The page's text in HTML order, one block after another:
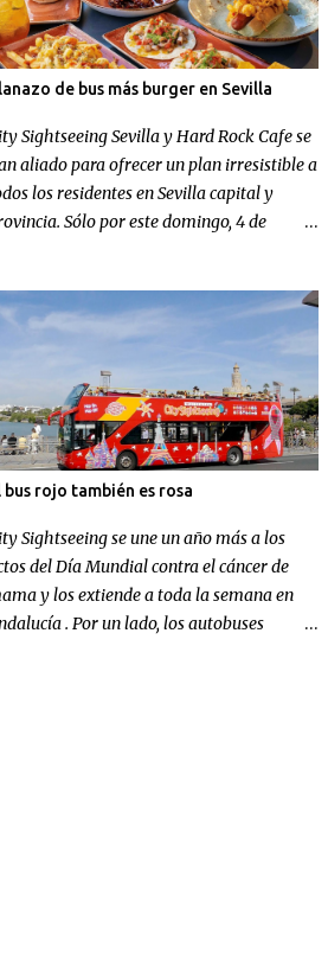
de bus más burger en Sevilla
Sightseeing Sevilla y Hard Rock Cafe se
aliado para ofrecer un plan irresistible a
los residentes en Sevilla capital y
Sólo por este domingo, 4 de
más un menú en Hard Rock
por el increíble precio de 9,99 euros.
bus rojo también es rosa
Sightseeing se une un año más a los
del Día Mundial contra el cáncer de
y los extiende a toda la semana en
. Por un lado, los autobuses